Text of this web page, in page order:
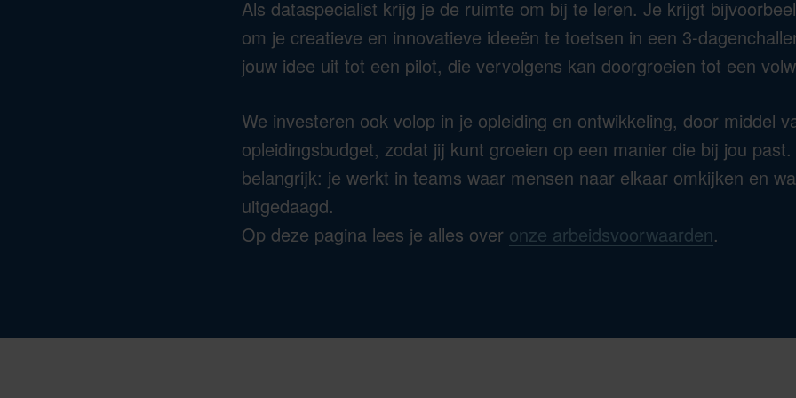
Als dataspecialist krijg je de ruimte om bij te leren. Je krijgt
om je creatieve en innovatieve ideeën te toetsen in een 3-
jouw idee uit tot een pilot, die vervolgens kan doorgroeien tot een
We investeren ook volop in je opleiding en ontwikkeling, door middel
opleidingsbudget, zodat jij kunt groeien op een manier die bij jou
belangrijk: je werkt in teams waar mensen naar elkaar omkijken en
uitgedaagd.
Op deze pagina lees je alles over onze arbeidsvoorwaarden.